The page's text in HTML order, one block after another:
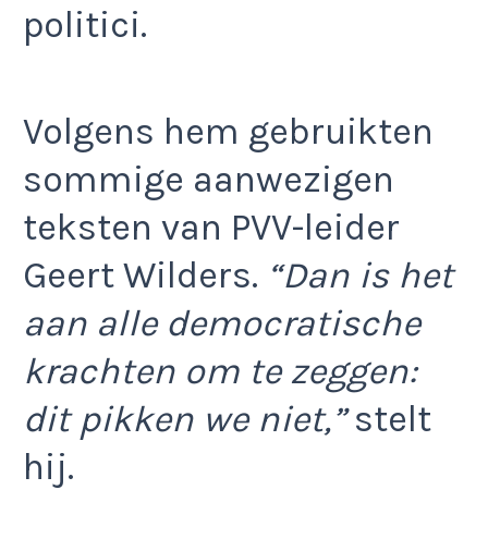
politici.
Volgens hem gebruikten
sommige aanwezigen
teksten van PVV-leider
Geert Wilders. “Dan is het
aan alle democratische
krachten om te zeggen:
dit pikken we niet,”stelt
hij.